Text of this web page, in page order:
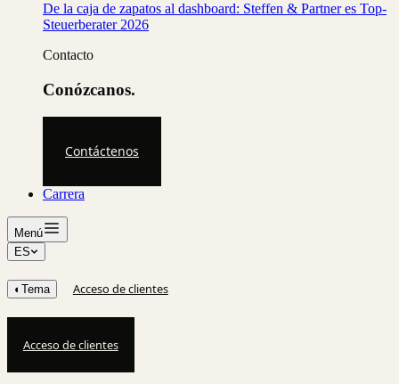
De la caja de zapatos al dashboard: Steffen & Partner es Top-
Steuerberater 2026
Contacto
Conózcanos.
Contáctenos
Carrera
Menú
ES
◐ Tema Acceso de clientes
Acceso de clientes